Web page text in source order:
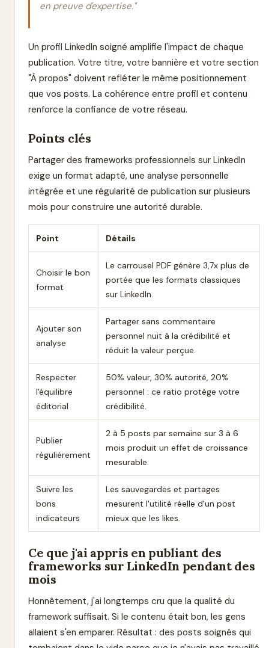
en preuve d'expertise."
Un profil LinkedIn soigné amplifie l'impact de chaque
publication. Votre titre, votre bannière et votre section
"À propos" doivent refléter le même positionnement
que vos posts. La cohérence entre profil et contenu
renforce la confiance de votre réseau.
Points clés
Partager des frameworks professionnels sur LinkedIn
exige un format adapté, une analyse personnelle
intégrée et une régularité de publication sur plusieurs
mois pour construire une autorité durable.
Point Détails
Choisir le bon
format
Le carrousel PDF génère 3,7x plus de
portée que les formats classiques
sur LinkedIn.
Ajouter son
analyse
Partager sans commentaire
personnel nuit à la crédibilité et
réduit la valeur perçue.
Respecter
l'équilibre
éditorial
50% valeur, 30% autorité, 20%
personnel : ce ratio protège votre
crédibilité.
Publier
régulièrement
2 à 5 posts par semaine sur 3 à 6
mois produit un effet de croissance
mesurable.
Suivre les
bons
indicateurs
Les sauvegardes et partages
mesurent l'utilité réelle d'un post
mieux que les likes.
Ce que j'ai appris en publiant des
frameworks sur LinkedIn pendant des
mois
Honnêtement, j'ai longtemps cru que la qualité du
framework suffisait. Si le contenu était bon, les gens
allaient s'en emparer. Résultat : des posts soignés qui